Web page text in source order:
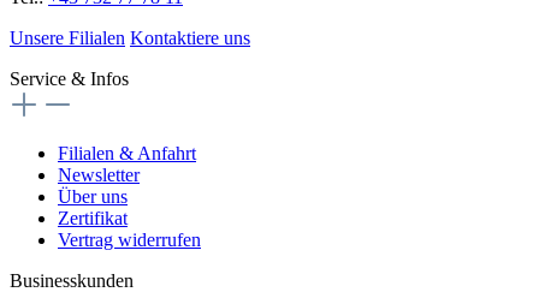
Unsere Filialen Kontaktiere uns
Service & Infos
Filialen & Anfahrt
Newsletter
Über uns
Zertifikat
Vertrag widerrufen
Businesskunden